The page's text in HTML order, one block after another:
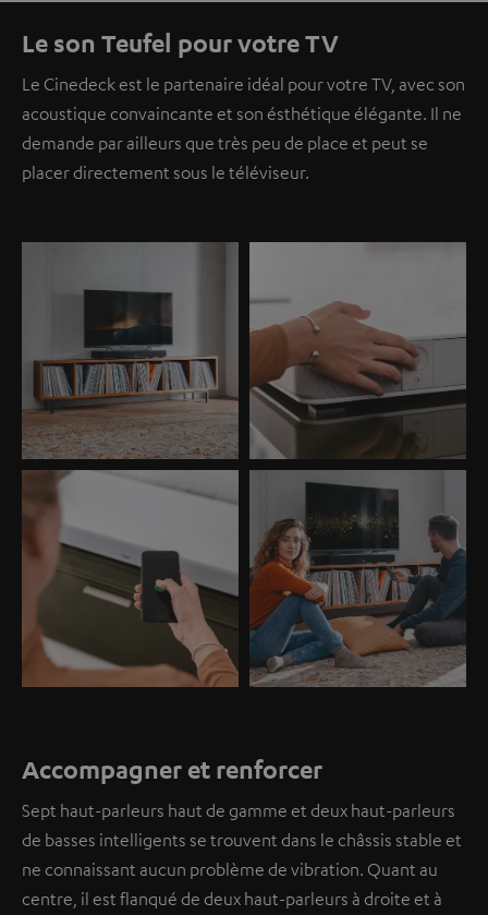
Le son Teufel pour votre TV
Le Cinedeck est le partenaire idéal pour votre TV, avec son
acoustique convaincante et son ésthétique élégante. Il ne
demande par ailleurs que très peu de place et peut se
placer directement sous le téléviseur.
Accompagner et renforcer
Sept haut-parleurs haut de gamme et deux haut-parleurs
de basses intelligents se trouvent dans le châssis stable et
ne connaissant aucun problème de vibration. Quant au
centre, il est flanqué de deux haut-parleurs à droite et à